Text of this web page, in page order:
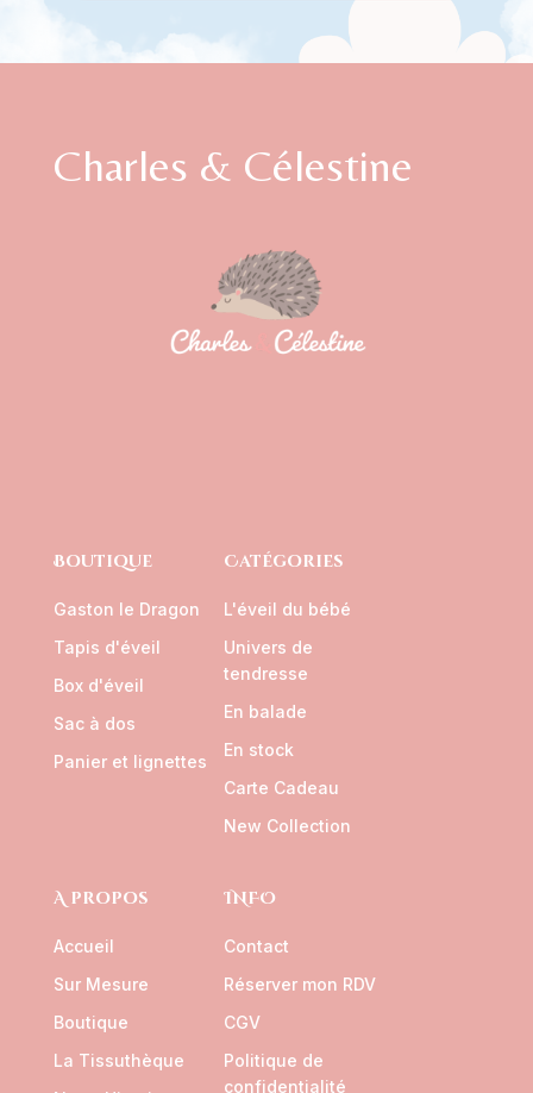
Charles & Célestine
Boutique
Gaston le Dragon
Tapis d'éveil
Box d'éveil
Sac à dos
Panier et lignettes
Catégories
L'éveil du bébé
Univers de
tendresse
En balade
En stock
Carte Cadeau
New Collection
A propos
Accueil
Sur Mesure
Boutique
La Tissuthèque
INFO
Contact
Réserver mon RDV
CGV
Politique de
confidentialité